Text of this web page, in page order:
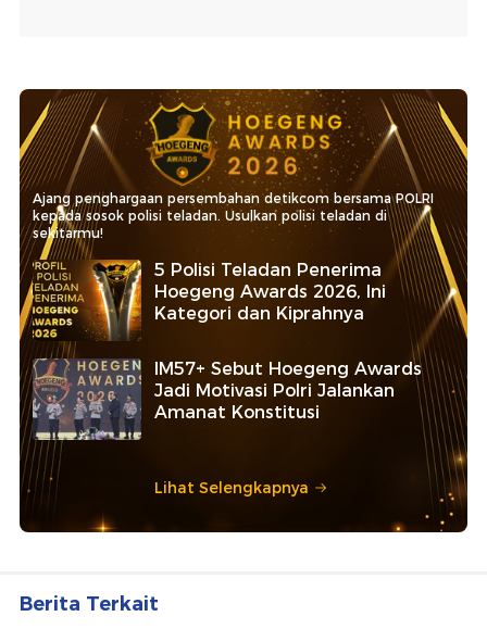
Ajang penghargaan persembahan detikcom bersama POLRI
kepada sosok polisi teladan. Usulkan polisi teladan di
sekitarmu!
5 Polisi Teladan Penerima
Hoegeng Awards 2026, Ini
Kategori dan Kiprahnya
IM57+ Sebut Hoegeng Awards
Jadi Motivasi Polri Jalankan
Amanat Konstitusi
Lihat Selengkapnya
Berita Terkait